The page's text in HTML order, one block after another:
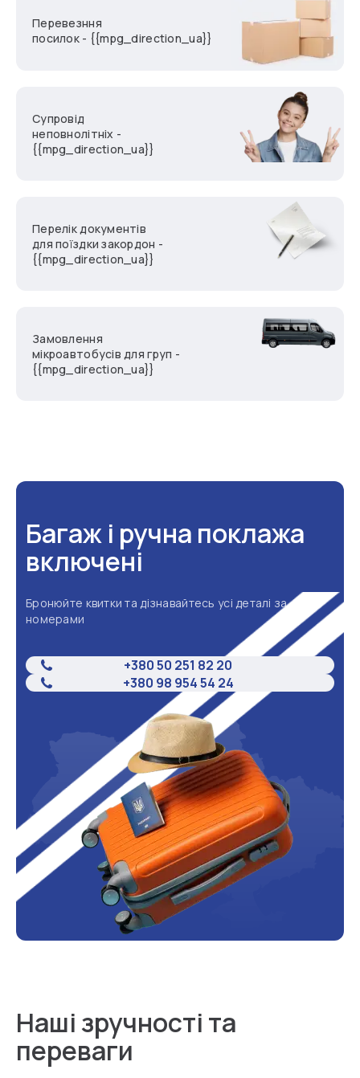
Перевезння
посилок - {{mpg_direction_ua}}
Супровід
неповнолітніх -
{{mpg_direction_ua}}
Перелік документів
для поїздки закордон -
{{mpg_direction_ua}}
Замовлення
мікроавтобусів для груп -
{{mpg_direction_ua}}
Багаж і ручна поклажа
включені
Бронюйте квитки та дізнавайтесь усі деталі за
номерами
+380 50 251 82 20
+380 98 954 54 24
Наші зручності та
переваги